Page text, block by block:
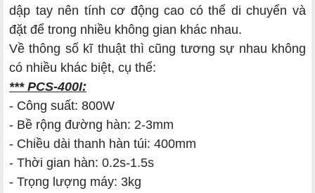
dập tay nên tính cơ động cao có thể di chuyển và
đặt để trong nhiều không gian khác nhau.
Về thông số kĩ thuật thì cũng tương sự nhau không
có nhiều khác biệt, cụ thể:
*** PCS-400I:
- Công suất: 800W
- Bề rộng đường hàn: 2-3mm
- Chiều dài thanh hàn túi: 400mm
- Thời gian hàn: 0.2s-1.5s
- Trọng lượng máy: 3kg